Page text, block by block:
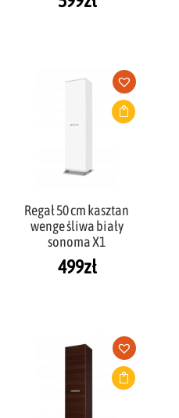
Regał 50 cm kasztan
wenge śliwa biały
sonoma X1
499zł